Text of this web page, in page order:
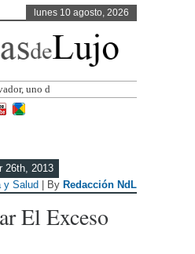
lunes 10 agosto, 2026
uno de los destinos con
26th, 2013
y Salud | By Redacción NdL
El Exceso